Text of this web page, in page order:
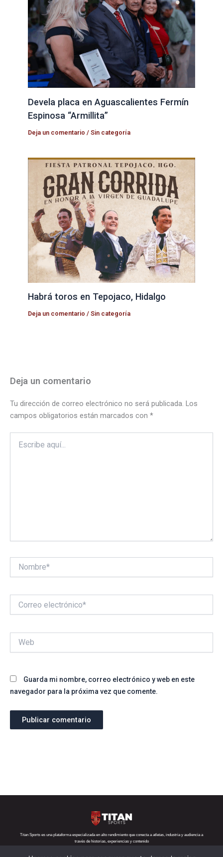
Devela placa en Aguascalientes Fermín
Espinosa “Armillita”
Deja un comentario /Sin categoría
Habrá toros en Tepojaco, Hidalgo
Deja un comentario /Sin categoría
Deja un comentario
Tu dirección de correo electrónico no será publicada. Los
campos obligatorios están marcados con *
aquí...
electrónico*
Guarda mi nombre, correo electrónico y web en este
navegador para la próxima vez que comente.
Titan Sports es una plataforma especializada en alto rendimiento que conecta a atletas, industria y audiencia a
través de historias, experiencias y contenido